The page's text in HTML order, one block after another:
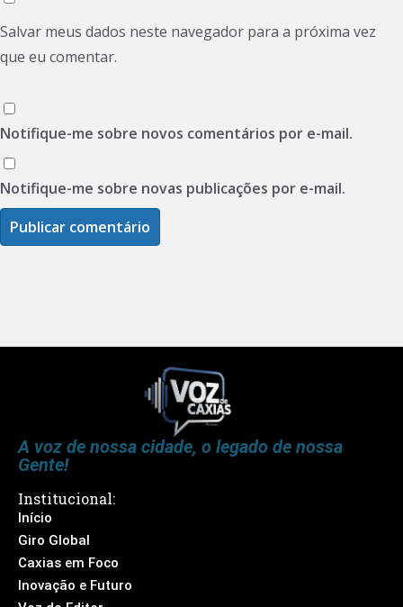
Salvar meus dados neste navegador para a próxima vez
que eu comentar.
Notifique-me sobre novos comentários por e-mail.
Notifique-me sobre novas publicações por e-mail.
A voz de nossa cidade, o legado de nossa
Gente!
Institucional:
Início
Giro Global
Caxias em Foco
Inovação e Futuro